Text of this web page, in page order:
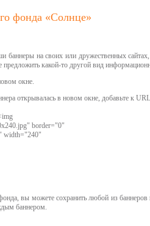
фонда «Солнце»
баннеры на своих или дружественных
какой-то другой вид
окне.
открывалась в новом окне, добавьте к
border="0"
width="240"
вы можете сохранить любой из баннеров
баннером.